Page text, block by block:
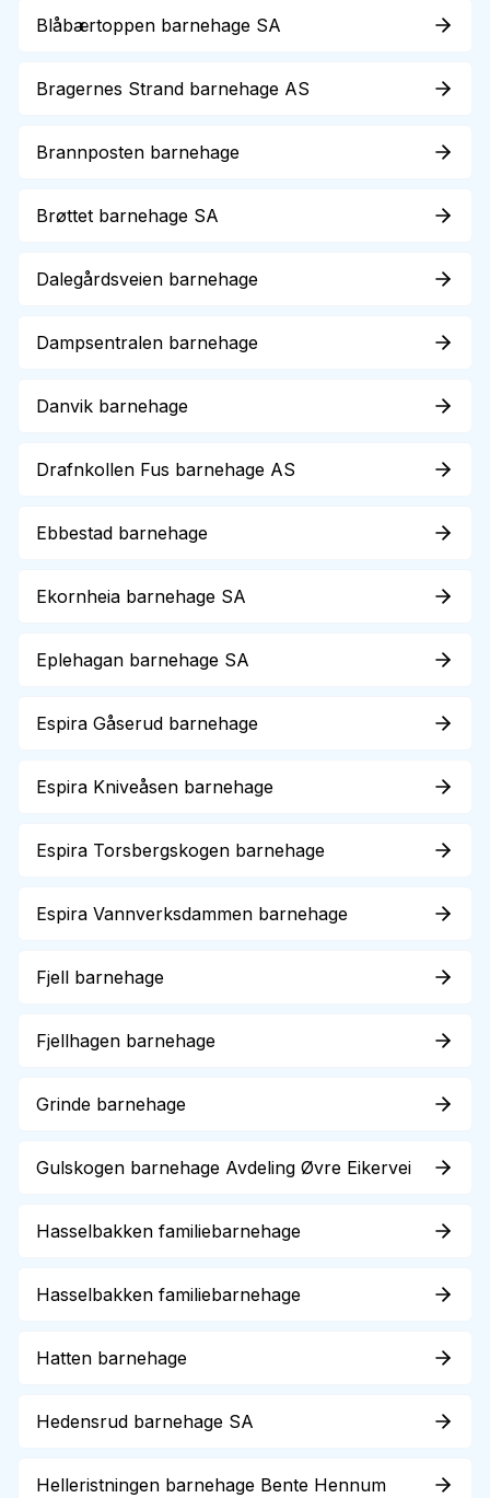
Blåbærtoppen barnehage SA
Bragernes Strand barnehage AS
Brannposten barnehage
Brøttet barnehage SA
Dalegårdsveien barnehage
Dampsentralen barnehage
Danvik barnehage
Drafnkollen Fus barnehage AS
Ebbestad barnehage
Ekornheia barnehage SA
Eplehagan barnehage SA
Espira Gåserud barnehage
Espira Kniveåsen barnehage
Espira Torsbergskogen barnehage
Espira Vannverksdammen barnehage
Fjell barnehage
Fjellhagen barnehage
Grinde barnehage
Gulskogen barnehage Avdeling Øvre Eikervei
Hasselbakken familiebarnehage
Hasselbakken familiebarnehage
Hatten barnehage
Hedensrud barnehage SA
Helleristningen barnehage Bente Hennum